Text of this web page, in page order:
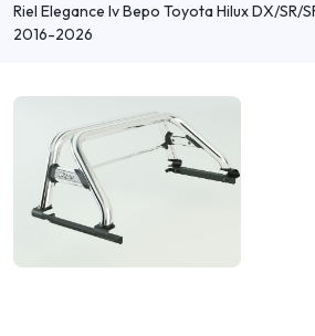
Riel Elegance Iv Bepo Toyota Hilux DX/SR/
2016-2026